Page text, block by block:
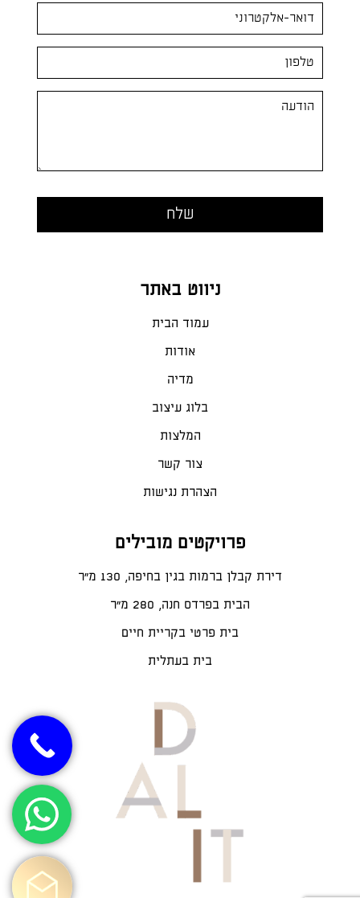
ניווט באתר
עמוד הבית
אודות
מדיה
בלוג עיצוב
המלצות
צור קשר
הצהרת נגישות
פרויקטים מובילים
דירת קבלן ברמות בגין בחיפה, 130 מ"ר
הבית בפרדס חנה, 280 מ״ר
בית פרטי בקריית חיים
בית בעתלית